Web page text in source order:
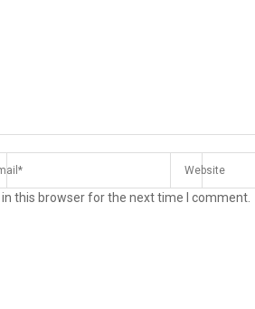
this browser for the next time I comment.